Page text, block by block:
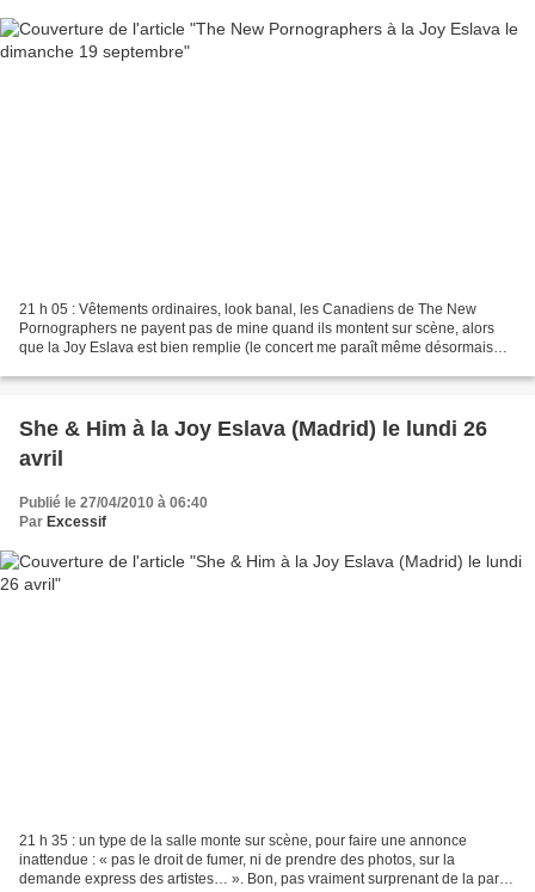
21 h 05 : Vêtements ordinaires, look banal, les Canadiens de The New
Pornographers ne payent pas de mine quand ils montent sur scène, alors
que la Joy Eslava est bien remplie (le concert me paraît même désormais
She & Him à la Joy Eslava (Madrid) le lundi 26
avril
Publié le 27/04/2010 à 06:40
Par Excessif
21 h 35 : un type de la salle monte sur scène, pour faire une annonce
inattendue : « pas le droit de fumer, ni de prendre des photos, sur la
demande express des artistes… ». Bon, pas vraiment surprenant de la part